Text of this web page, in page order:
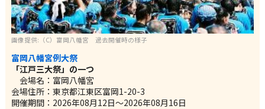
画像提供:（C）富岡八幡宮 過去開催時の様子
富岡八幡宮例大祭
「江戸三大祭」の一つ
会場名：富岡八幡宮
会場住所：東京都江東区富岡1-20-3
開催期間：2026年08月12日～2026年08月16日